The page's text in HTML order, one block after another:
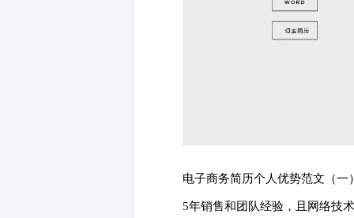
电子商务简历个人优势范文（一
5年销售和团队经验，且网络技